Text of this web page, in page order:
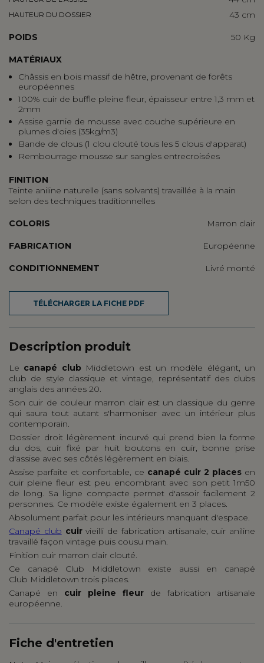
HAUTEUR DU DOSSIER 43 cm
POIDS 50 Kg
MATÉRIAUX
Châssis en bois massif de hêtre, provenant de forêts
européennes
100% cuir de buffle pleine fleur, épaisseur entre 1,3 mm et
2mm
Assise garnie de mousse avec couche supérieure en
plumes d'oies (35kg/m3)
Bande de clous (1 clou clouté tous les 5 clous d'apparat)
Rembourrage mousse sur sangles entrecroisées
FINITION
Teinte aniline naturelle (sans solvants) travaillée à la main
selon des techniques traditionnelles
COLORIS Marron clair
FABRICATION Européenne
CONDITIONNEMENT Livré monté
TÉLÉCHARGER LA FICHE PDF
Description produit
Le canapé club Middletown est un modèle élégant, un
club de style classique et vintage, représentatif des clubs
anglais des années 20.
Son cuir de couleur marron clair est un classique du genre
qui saura tout autant s'harmoniser avec un intérieur plus
contemporain.
Dossier droit légèrement incurvé qui prend bien la forme
du dos, cuir fixé par huit boutons en cuir, bonne prise
d'assise avec ses côtés légèrement en biais.
Assise parfaite et confortable, ce canapé cuir 2 places en
cuir pleine fleur est peu encombrant avec son petit 1m50
de long. Sa ligne compacte permet d'assoir facilement 2
personnes. Ce modèle existe également en 3 places.
Absolument parfait pour les intérieurs manquant d'espace.
Canapé club cuirvieilli de fabrication artisanale, cuir aniline
travaillé façon vintage puis cousu main.
Finition cuir marron clair clouté.
Ce canapé Club Middletown existe aussi en canapé
Club Middletown trois places.
Canapé en cuir pleine fleur de fabrication artisanale
européenne.
Fiche d'entretien